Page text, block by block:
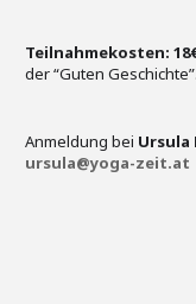
Teilnahmekosten:
der “Guten Geschichte”.
Anmeldung bei Ursula
ursula@yoga-zeit.at